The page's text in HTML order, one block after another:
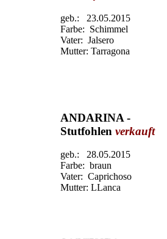
geb.: 23.05.2015
Farbe: Schimmel
Vater: Jalsero
Mutter: Tarragona
ANDARINA -
Stutfohlen verkauft
geb.: 28.05.2015
Farbe: braun
Vater: Caprichoso
Mutter: LLanca